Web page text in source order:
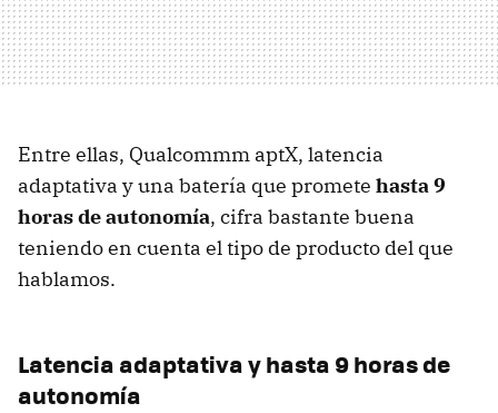
Entre ellas, Qualcommm aptX, latencia
adaptativa y una batería que promete hasta 9
horas de autonomía, cifra bastante buena
teniendo en cuenta el tipo de producto del que
hablamos.
Latencia adaptativa y hasta 9 horas de
autonomía